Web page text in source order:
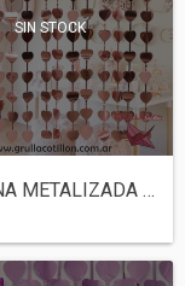
SIN STOCK
CORTINA METALIZADA CORAZONES ROSE GOLD